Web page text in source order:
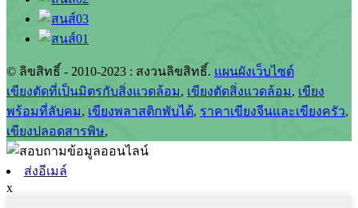
© ลิขสิทธิ์ - 2010-2023 : สงวนลิขสิทธิ์. แผนผังเว็บไซต์
เขียงตัดที่เป็นมิตรกับสิ่งแวดล้อม, เขียงตัดสิ่งแวดล้อม, เขียง
พร้อมที่ลับคม, เขียงพลาสติกพับได้, ราคาเขียงจีนและเขียงครัว,
เขียงปลอดสารพิษ,
ส่งอีเมล์
x